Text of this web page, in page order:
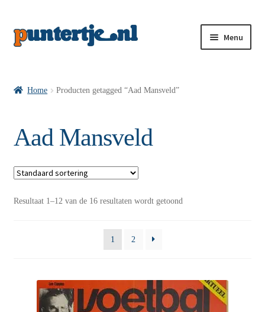
Menu
VI’s met Posters
Puntertjes
Home Producten getagged “Aad Mansveld”
Aad Mansveld
Resultaat 1–12 van de 16 resultaten wordt getoond
1 2